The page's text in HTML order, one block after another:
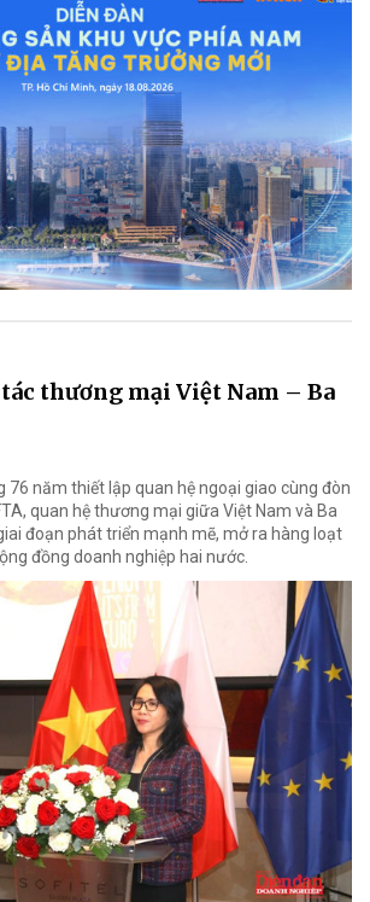
thương mại Việt Nam – Ba
76 năm thiết lập quan hệ ngoại giao cùng đòn
quan hệ thương mại giữa Việt Nam và Ba
đoạn phát triển mạnh mẽ, mở ra hàng loạt
đồng doanh nghiệp hai nước.